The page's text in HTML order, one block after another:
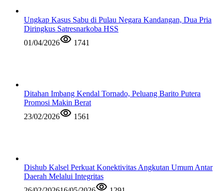
Ungkap Kasus Sabu di Pulau Negara Kandangan, Dua Pria
Diringkus Satresnarkoba HSS
01/04/2026
1741
Ditahan Imbang Kendal Tornado, Peluang Barito Putera
Promosi Makin Berat
23/02/2026
1561
Dishub Kalsel Perkuat Konektivitas Angkutan Umum Antar
Daerah Melalui Integritas